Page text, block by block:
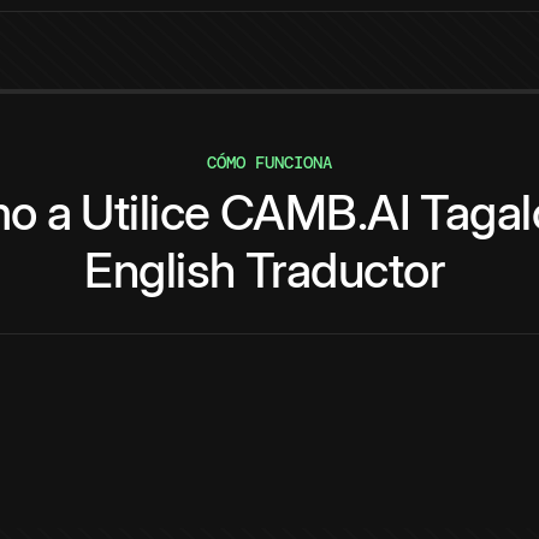
CÓMO FUNCIONA
a Utilice CAMB.AI
English Traductor